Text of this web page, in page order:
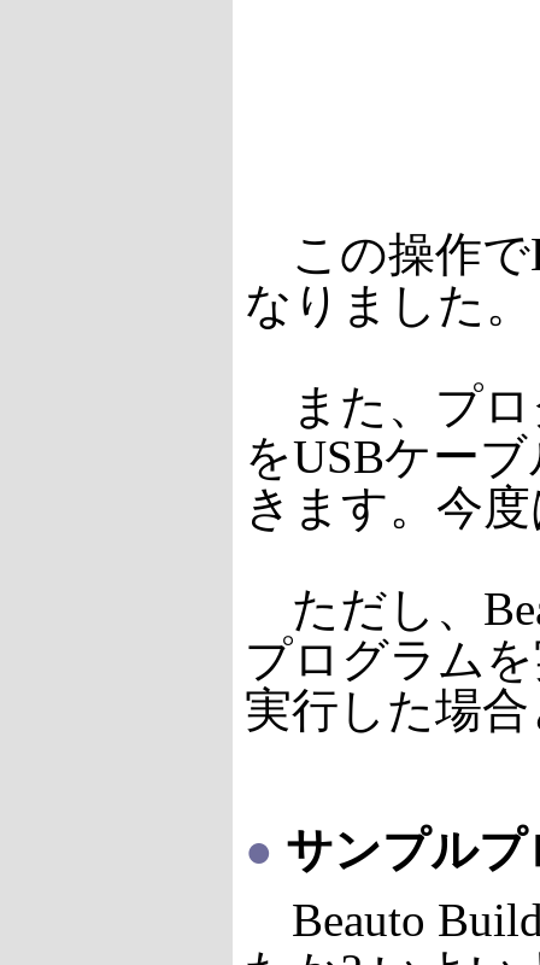
この操作で
なりました
また、プロ
をUSBケー
きます。今
ただし、
プログラム
実行した場
● サンプル
Beauto